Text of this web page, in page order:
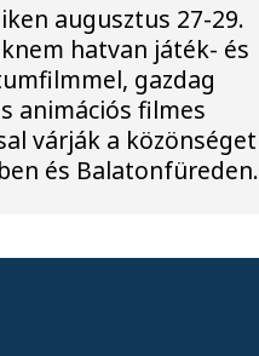
augusztus 27-29.
hatvan játék- és
gazdag
animációs filmes
várják a közönséget
és Balatonfüreden.